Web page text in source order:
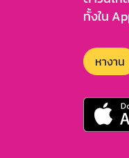
ทั้งใน
หางาน